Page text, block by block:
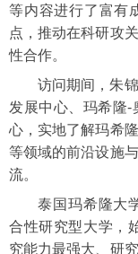
等内容进行了富有
点，推动在科研攻
性合作。
访问期间，朱
发展中心、玛希隆-
心，实地了解玛希
等领域的前沿设施
流。
泰国玛希隆大
合性研究型大学，
究能力最强大、研